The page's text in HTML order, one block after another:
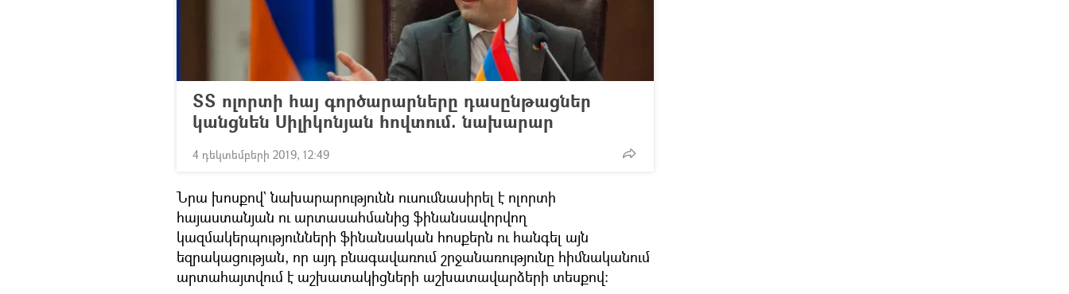
ՏՏ ոլորտի հայ գործարարները դասընթացներ
կանցնեն Սիլիկոնյան հովտում. նախարար
4 դեկտեմբերի 2019, 12:49
Նրա խոսքով` նախարարությունն ուսումնասիրել է ոլորտի
հայաստանյան ու արտասահմանից ֆինանսավորվող
կազմակերպությունների ֆինանսական հոսքերն ու հանգել այն
եզրակացության, որ այդ բնագավառում շրջանառությունը հիմնականում
արտահայտվում է աշխատակիցների աշխատավարձերի տեսքով։